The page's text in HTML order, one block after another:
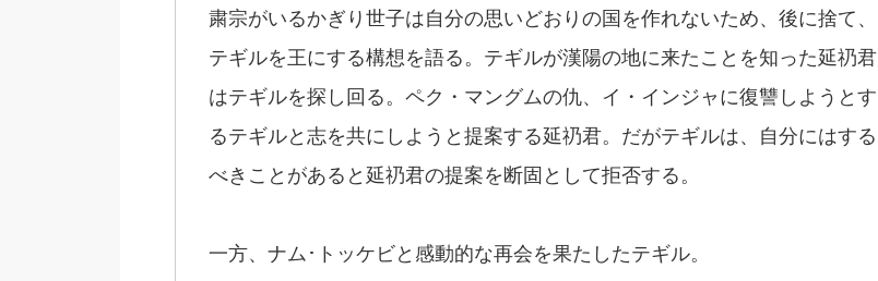
粛宗がいるかぎり世子は自分の思いどおりの国を作れないため、後に捨て、
テギルを王にする構想を語る。テギルが漢陽の地に来たことを知った延礽君
はテギルを探し回る。ペク・マングムの仇、イ・インジャに復讐しようとす
るテギルと志を共にしようと提案する延礽君。だがテギルは、自分にはする
べきことがあると延礽君の提案を断固として拒否する。
一方、ナム･トッケビと感動的な再会を果たしたテギル。